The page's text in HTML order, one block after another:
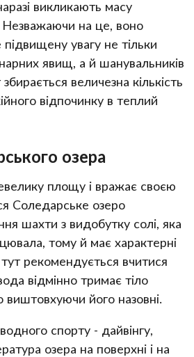
викликають масу
Незважаючи на це, воно
увагу не тільки
явищ, а й шанувальників
величезна кількість
відпочинку в теплий
озера
площу і вражає своєю
Соледарське озеро
шахти з видобутку солі, яка
тому й має характерні
рекомендується вчитися
відмінно тримає тіло
його назовні.
спорту - дайвінгу,
озера на поверхні і на